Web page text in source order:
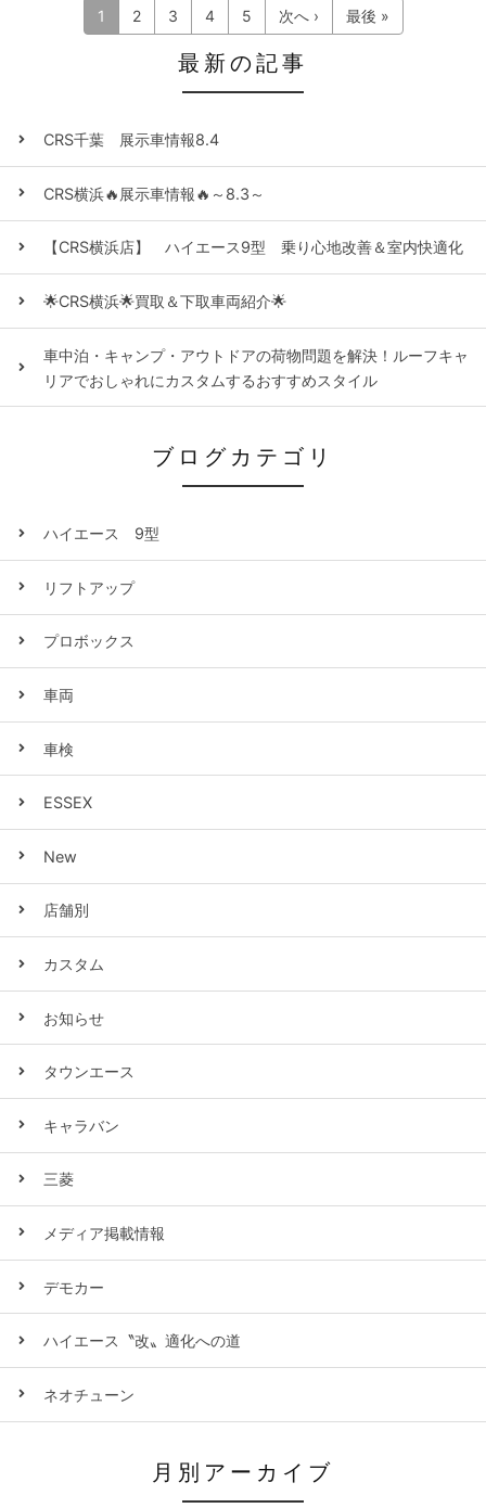
1 2 3 4 5 次へ › 最後 »
最新の記事
CRS千葉 展示車情報8.4
CRS横浜🔥展示車情報🔥～8.3～
【CRS横浜店】 ハイエース9型 乗り心地改善＆室内快適化
🌟CRS横浜🌟買取＆下取車両紹介🌟
車中泊・キャンプ・アウトドアの荷物問題を解決！ルーフキャ
リアでおしゃれにカスタムするおすすめスタイル
ブログカテゴリ
ハイエース 9型
リフトアップ
プロボックス
車両
車検
ESSEX
New
店舗別
カスタム
お知らせ
タウンエース
キャラバン
三菱
メディア掲載情報
デモカー
ハイエース〝改〟適化への道
ネオチューン
月別アーカイブ